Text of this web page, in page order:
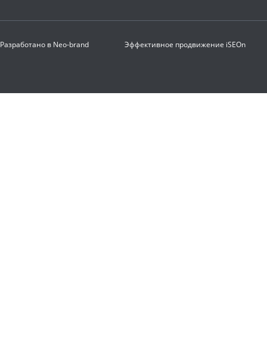
Разработано в Neo-brand Эффективное продвижение iSEOn